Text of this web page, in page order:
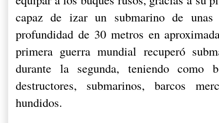
capaz de izar un submarino de unas
profundidad de 30 metros en
primera guerra mundial recuperó
durante la segunda, teniendo como
destructores, submarinos, barcos
hundidos.